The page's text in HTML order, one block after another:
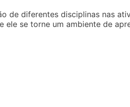
de diferentes disciplinas nas
ele se torne um ambiente de